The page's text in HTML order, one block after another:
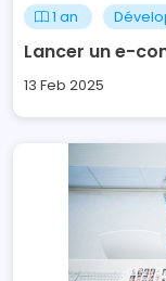
1 an
Lancer un e-
13 Feb 2025